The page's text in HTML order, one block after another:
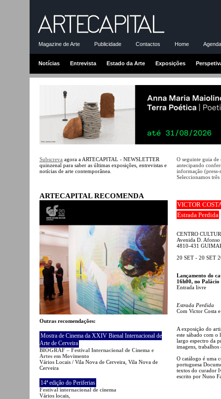
Magazine de Arte Publicidade Contactos Home
Notícias Entrevista Estado da Arte Exposições
Subscreva agora a ARTECAPITAL - NEWSLETTER
quinzenal para saber as últimas exposições, entrevistas e
notícias de arte contemporânea.
ARTECAPITAL RECOMENDA
Outras recomendações:
Mostra de Cinema da XXIV Bienal Internacional de
Arte de Cerveira
BIOGRAF – Festival Internacional de Cinema e
Artes em Movimento
Vários Locais / Vila Nova de Cerveira, Vila Nova de
Cerveira
14ª edição do Periferias
Festival internacional de cinema
Vários locais,
O seguinte guia
antecipando
informação (press-
Seleccionamos
VICTOR
Estrada Perdida
CENTRO
Avenida D.
4810-431
20 SET - 20 SET
Lançamento do
16h00, no
Entrada livre
Estrada Perdida
Com Victor Costa
A exposição do
este sábado com o
largo espectro da
imagens, trabalhos
O catálogo é uma
portuguesa
textos do curador
escrito por Nuno